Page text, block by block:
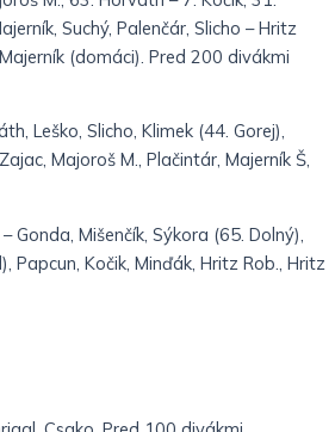
Suchý, Palenčár, Slicho – Hritz
(domáci). Pred 200 divákmi
Leško, Slicho, Klimek (44. Gorej),
Majoroš M., Plačintár, Majerník Š,
Gonda, Mišenčík, Sýkora (65. Dolný),
Papcun, Kočik, Minďák, Hritz Rob., Hritz